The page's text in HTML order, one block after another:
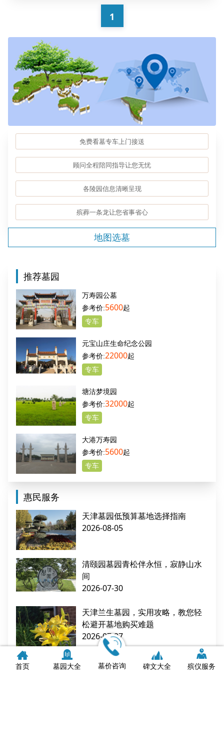
1
免费看墓专车上门接送
顾问全程陪同指导让您无忧
各陵园信息清晰呈现
殡葬一条龙让您省事省心
地图选墓
推荐墓园
万寿园公墓
5600起
专车
元宝山庄生命纪念公园
22000起
专车
塘沽梦境园
32000起
专车
大港万寿园
5600起
专车
惠民服务
天津墓园低预算墓地选择指南
2026-08-05
清颐园墓园青松伴永恒，寂静山水
间
2026-07-30
天津兰生墓园，实用攻略，教您轻
松避开墓地购买难题
2026-07-27
天津墓地银元宝是烧给谁的？传统
习俗与文化解读
首页 墓园大全 墓价咨询 碑文大全 殡仪服务